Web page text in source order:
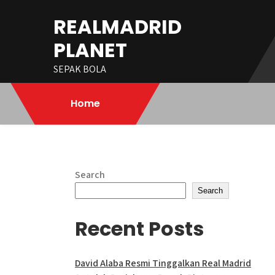
REALMADRID
PLANET
SEPAK BOLA
Home
Search
Search
Recent Posts
David Alaba Resmi Tinggalkan Real Madrid